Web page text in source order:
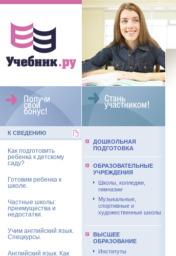
ДОШКОЛЬНАЯ
ПОДГОТОВКА
ОБРАЗОВАТЕЛЬНЫЕ
УЧРЕЖДЕНИЯ
Школы, колледжи,
гимназии
Музыкальные,
спортивные и
художественные школы
ВЫCШЕЕ
ОБРАЗОВАНИЕ
Институты
К СВЕДЕНИЮ
Как подготовить
ребенка к детскому
саду?
Готовим ребенка к
школе.
Частные школы:
преимущества и
недостатки.
Учим английский язык.
Спецкурсы.
Английский язык. Как